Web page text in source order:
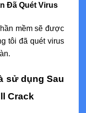
Đã Quét Virus
mềm sẽ được
tôi đã quét virus
sử dụng Sau
Crack